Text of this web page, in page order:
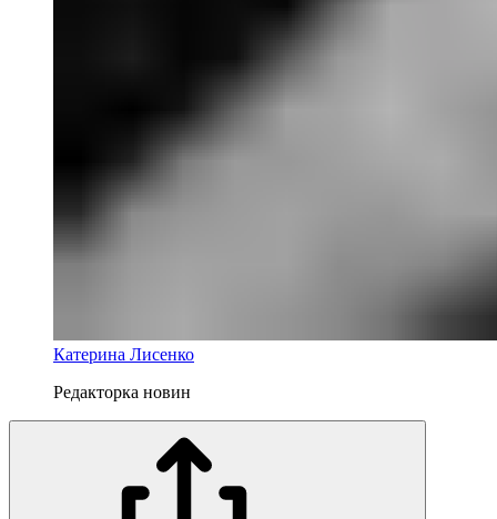
Катерина Лисенко
Редакторка новин